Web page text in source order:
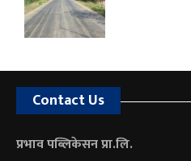
Contact Us
प्रभाव पब्लिकेसन प्रा.लि.